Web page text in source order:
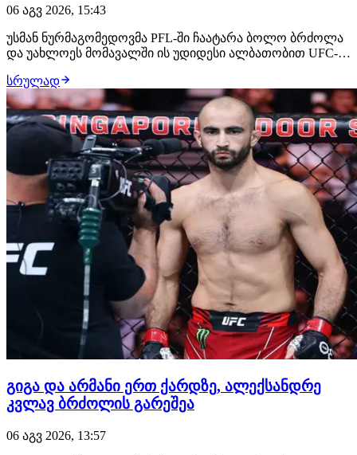
06 აგვ 2026, 15:43
უსმან ნურმაგომედოვმა PFL-ში ჩაატარა ბოლო ბრძოლა
და უახლოეს მომავალში ის უდიდესი ალბათობით UFC-ის
ჩემპიონის მენეჯერი, ალი აბდელაზიზი, რომელსაც სურს,
რომ მისმა კლიენტმა მსოფლიოს მთავარ პრომოუშენში
სადებიუტო ჩხუბი ილია თოფურიასთან გამართოს.…
სრულად
გიგა და არმანი ერთ ქარდზე, ალექსანდრე
კვლავ ბრძოლის გარეშეა
06 აგვ 2026, 13:57